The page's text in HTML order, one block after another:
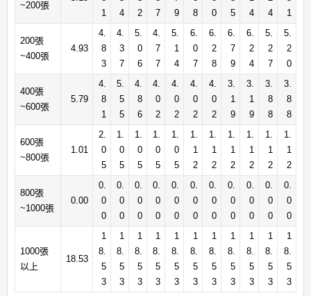
~200張
1
4
2
7
9
8
0
5
4
4
1
200張
~400張
4.93
4.
8
3
4.
3
7
5.
0
6
4.
7
7
5.
1
4
6.
0
7
6.
2
8
6.
7
9
6.
2
4
5.
2
7
5.
2
0
400張
~600張
5.79
4.
8
1
5.
5
5
4.
8
6
4.
0
2
4.
0
2
4.
0
2
4.
0
2
3.
1
9
3.
1
9
3.
8
8
3.
8
8
600張
~800張
1.01
2.
0
5
1.
0
5
1.
0
5
1.
0
5
1.
0
5
1.
1
2
1.
1
2
1.
1
2
1.
1
2
1.
1
2
1.
1
2
800張
~1000張
0.00
0.
0
0
0.
0
0
0.
0
0
0.
0
0
0.
0
0
0.
0
0
0.
0
0
0.
0
0
0.
0
0
0.
0
0
0.
0
0
1000張
以上
18.53
1
8.
5
3
1
8.
5
3
1
8.
5
3
1
8.
5
3
1
8.
5
3
1
8.
5
3
1
8.
5
3
1
8.
5
3
1
8.
5
3
1
8.
5
3
1
8.
5
3